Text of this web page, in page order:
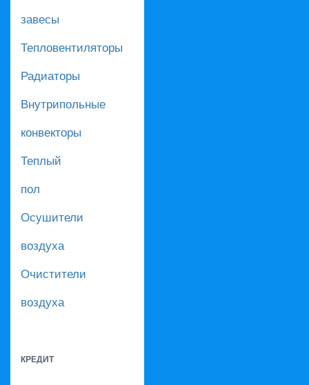
завесы
Тепловентиляторы
Радиаторы
Внутрипольные
конвекторы
Теплый
пол
Осушители
воздуха
Очистители
воздуха
КРЕДИТ